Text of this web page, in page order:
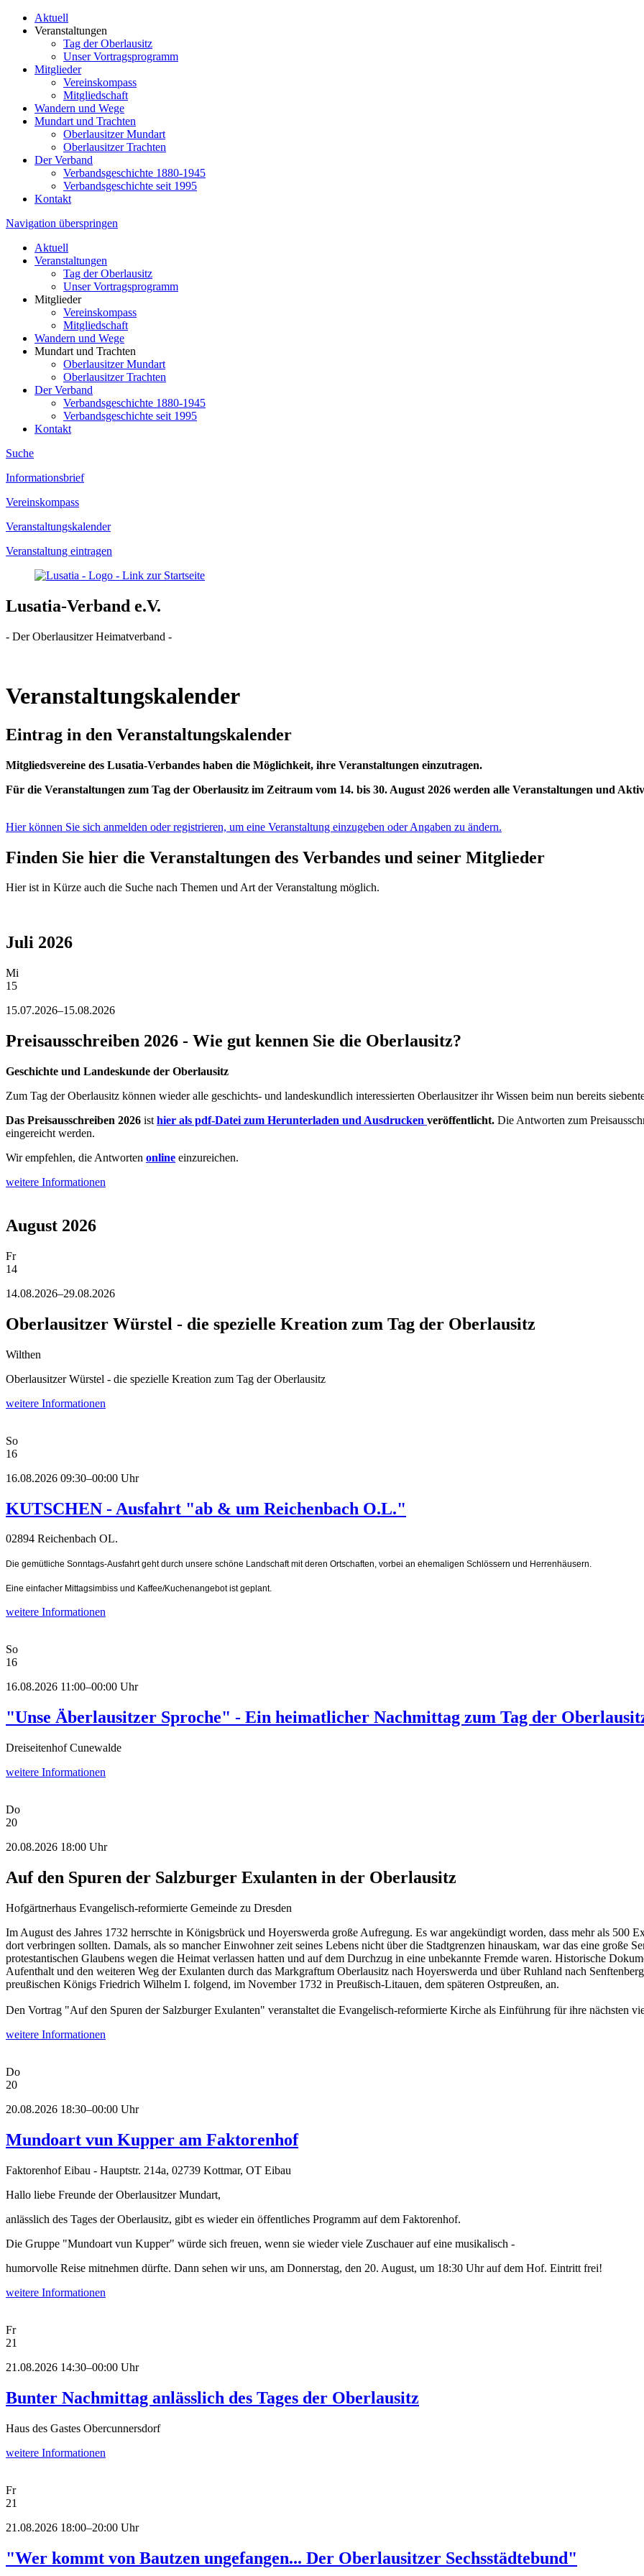
Aktuell
Veranstaltungen
Tag der Oberlausitz
Unser Vortragsprogramm
Mitglieder
Vereinskompass
Mitgliedschaft
Wandern und Wege
Mundart und Trachten
Oberlausitzer Mundart
Oberlausitzer Trachten
Der Verband
Verbandsgeschichte 1880-1945
Verbandsgeschichte seit 1995
Kontakt
Navigation überspringen
Aktuell
Veranstaltungen
Tag der Oberlausitz
Unser Vortragsprogramm
Mitglieder
Vereinskompass
Mitgliedschaft
Wandern und Wege
Mundart und Trachten
Oberlausitzer Mundart
Oberlausitzer Trachten
Der Verband
Verbandsgeschichte 1880-1945
Verbandsgeschichte seit 1995
Kontakt
Suche
Informationsbrief
Vereinskompass
Veranstaltungskalender
Veranstaltung eintragen
Lusatia-Verband e.V.
- Der Oberlausitzer Heimatverband -
Veranstaltungskalender
Eintrag in den Veranstaltungskalender
Mitgliedsvereine des Lusatia-Verbandes haben die Möglichkeit, ihre Veranstaltungen einzutragen.
Für die Veranstaltungen zum Tag der Oberlausitz im Zeitraum vom 14. bis 30. August 2026 werden alle Veranstaltungen und
Hier können Sie sich anmelden oder registrieren, um eine Veranstaltung einzugeben oder Angaben zu ändern.
Finden Sie hier die Veranstaltungen des Verbandes und seiner Mitglieder
Hier ist in Kürze auch die Suche nach Themen und Art der Veranstaltung möglich.
Juli 2026
Mi
15
15.07.2026–15.08.2026
Preisausschreiben 2026 - Wie gut kennen Sie die Oberlausitz?
Geschichte und Landeskunde der Oberlausitz
Zum Tag der Oberlausitz können wieder alle geschichts- und landeskundlich interessierten Oberlausitzer ihr Wissen beim nun bereits
Das Preisausschreiben 2026 ist hier als pdf-Datei zum Herunterladen und Ausdrucken veröffentlicht. Die Antworten zum
eingereicht werden.
Wir empfehlen, die Antworten online einzureichen.
weitere Informationen
August 2026
Fr
14
14.08.2026–29.08.2026
Oberlausitzer Würstel - die spezielle Kreation zum Tag der Oberlausitz
Wilthen
Oberlausitzer Würstel - die spezielle Kreation zum Tag der Oberlausitz
weitere Informationen
So
16
16.08.2026 09:30–00:00 Uhr
KUTSCHEN - Ausfahrt "ab & um Reichenbach O.L."
02894 Reichenbach OL.
Die gemütliche Sonntags-Ausfahrt geht durch unsere schöne Landschaft mit deren Ortschaften, vorbei an ehemaligen Schlössern und Herrenhäusern.
Eine einfacher Mittagsimbiss und Kaffee/Kuchenangebot ist geplant.
weitere Informationen
So
16
16.08.2026 11:00–00:00 Uhr
"Unse Äberlausitzer Sproche" - Ein heimatlicher Nachmittag zum Tag der
Dreiseitenhof Cunewalde
weitere Informationen
Do
20
20.08.2026 18:00 Uhr
Auf den Spuren der Salzburger Exulanten in der Oberlausitz
Hofgärtnerhaus Evangelisch-reformierte Gemeinde zu Dresden
Im August des Jahres 1732 herrschte in Königsbrück und Hoyerswerda große Aufregung. Es war angekündigt worden, dass mehr als 500
dort verbringen sollten. Damals, als so mancher Einwohner zeit seines Lebens nicht über die Stadtgrenzen hinauskam, war das eine große
protestantischen Glaubens wegen die Heimat verlassen hatten und auf dem Durchzug in eine unbekannte Fremde waren. Historische
Aufenthalt und den weiteren Weg der Exulanten durch das Markgraftum Oberlausitz nach Hoyerswerda und über Ruhland nach
preußischen Königs Friedrich Wilhelm I. folgend, im November 1732 in Preußisch-Litauen, dem späteren Ostpreußen, an.
Den Vortrag "Auf den Spuren der Salzburger Exulanten" veranstaltet die Evangelisch-reformierte Kirche als Einführung für ihre nächsten
weitere Informationen
Do
20
20.08.2026 18:30–00:00 Uhr
Mundoart vun Kupper am Faktorenhof
Faktorenhof Eibau - Hauptstr. 214a, 02739 Kottmar, OT Eibau
Hallo liebe Freunde der Oberlausitzer Mundart,
anlässlich des Tages der Oberlausitz, gibt es wieder ein öffentliches Programm auf dem Faktorenhof.
Die Gruppe "Mundoart vun Kupper" würde sich freuen, wenn sie wieder viele Zuschauer auf eine musikalisch -
humorvolle Reise mitnehmen dürfte. Dann sehen wir uns, am Donnerstag, den 20. August, um 18:30 Uhr auf dem Hof. Eintritt frei!
weitere Informationen
Fr
21
21.08.2026 14:30–00:00 Uhr
Bunter Nachmittag anlässlich des Tages der Oberlausitz
Haus des Gastes Obercunnersdorf
weitere Informationen
Fr
21
21.08.2026 18:00–20:00 Uhr
"Wer kommt von Bautzen ungefangen... Der Oberlausitzer Sechsstädtebund"